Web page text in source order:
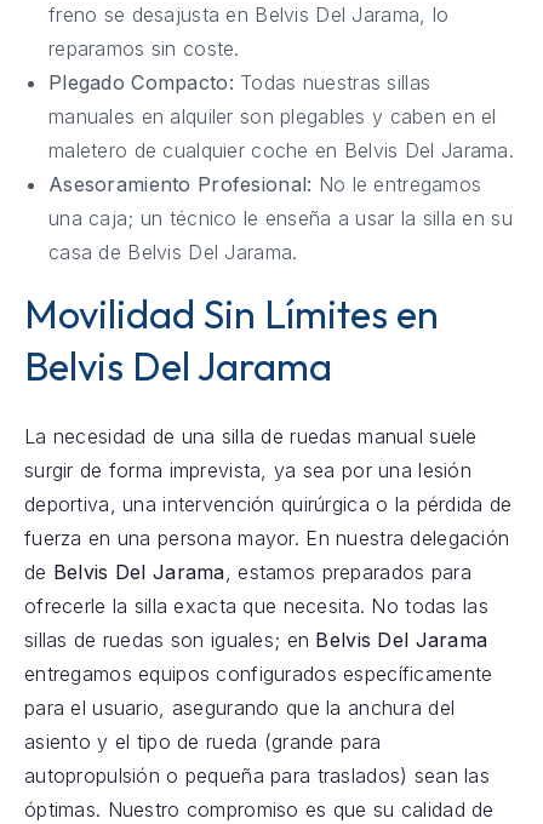
freno se desajusta en Belvis Del Jarama, lo
reparamos sin coste.
Plegado Compacto: Todas nuestras sillas
manuales en alquiler son plegables y caben en el
maletero de cualquier coche en Belvis Del Jarama.
Asesoramiento Profesional: No le entregamos
una caja; un técnico le enseña a usar la silla en su
casa de Belvis Del Jarama.
Movilidad Sin Límites en
Belvis Del Jarama
La necesidad de una silla de ruedas manual suele
surgir de forma imprevista, ya sea por una lesión
deportiva, una intervención quirúrgica o la pérdida de
fuerza en una persona mayor. En nuestra delegación
de Belvis Del Jarama, estamos preparados para
ofrecerle la silla exacta que necesita. No todas las
sillas de ruedas son iguales; en Belvis Del Jarama
entregamos equipos configurados específicamente
para el usuario, asegurando que la anchura del
asiento y el tipo de rueda (grande para
autopropulsión o pequeña para traslados) sean las
óptimas. Nuestro compromiso es que su calidad de